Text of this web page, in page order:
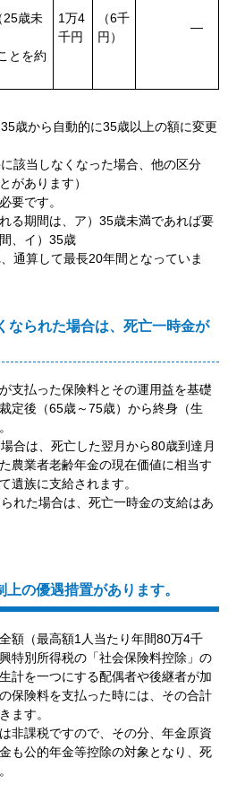
25歳未
とを約
1万4
千円
（6千
円）
―
歳から自動的に35歳以上の額に変更
該当しなくなった場合、他の区分
があります）
要です。
る期間は、ア）35歳未満であれば要
、イ）35歳
通算して最長20年間となっていま
なられた場合は、死亡一時金が
支払った保険料とその運用益を基礎
定後（65歳～75歳）から終身（生
合は、死亡した翌月から80歳到達月
農業者老齢年金の現在価値に相当す
遺族に支給されます。
れた場合は、死亡一時金の支給はあ
上の優遇措置があります。
額（最高額1人当たり年間80万4千
特別所得税の「社会保険料控除」の
計を一つにする配偶者や後継者が加
保険料を支払った時には、その合計
ます。
非課税ですので、その分、年金原資
も公的年金等控除の対象となり、死